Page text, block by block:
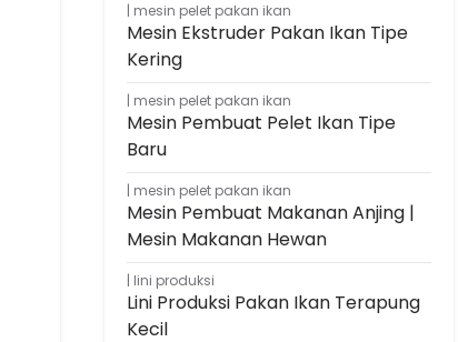
mesin pelet pakan ikan
Mesin Ekstruder Pakan Ikan Tipe
Kering
mesin pelet pakan ikan
Mesin Pembuat Pelet Ikan Tipe
Baru
mesin pelet pakan ikan
Mesin Pembuat Makanan Anjing |
Mesin Makanan Hewan
lini produksi
Lini Produksi Pakan Ikan Terapung
Kecil